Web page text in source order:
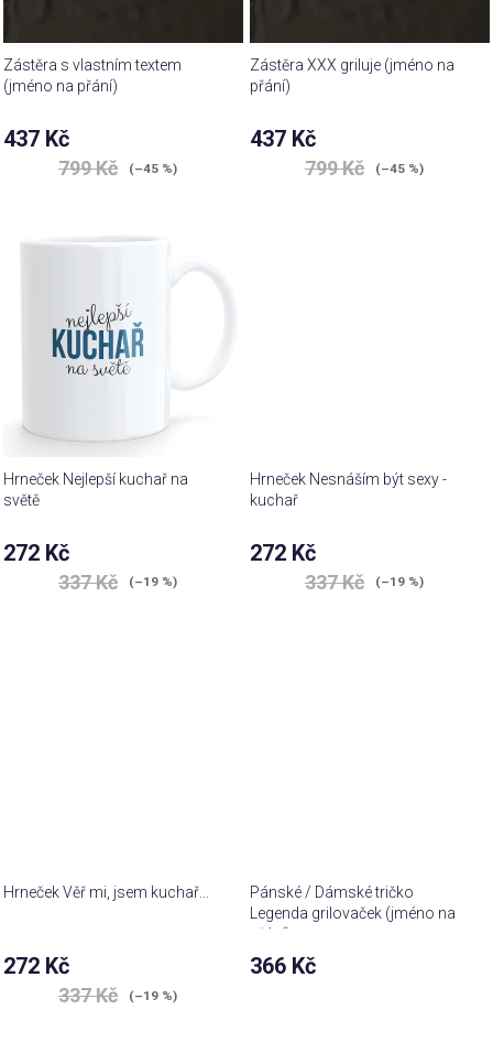
Zástěra s vlastním textem
(jméno na přání)
437 Kč
799 Kč (–45 %)
Zástěra XXX griluje (jméno na
přání)
437 Kč
799 Kč (–45 %)
Hrneček Nejlepší kuchař na
světě
272 Kč
337 Kč (–19 %)
Hrneček Nesnáším být sexy -
kuchař
272 Kč
337 Kč (–19 %)
Hrneček Věř mi, jsem kuchař...
272 Kč
337 Kč (–19 %)
Pánské / Dámské tričko
Legenda grilovaček (jméno na
přání)
366 Kč